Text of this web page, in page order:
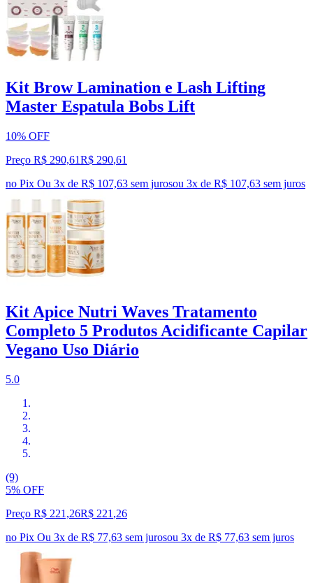
Kit Brow Lamination e Lash Lifting
Master Espatula Bobs Lift
10% OFF
Preço R$ 290,61R$ 290,61
no Pix Ou 3x de R$ 107,63 sem jurosou 3x de R$ 107,63 sem juros
Kit Apice Nutri Waves Tratamento
Completo 5 Produtos Acidificante Capilar
Vegano Uso Diário
5.0
(9)
5% OFF
Preço R$ 221,26R$ 221 ,26
no Pix Ou 3x de R$ 77,63 sem jurosou 3x de R$ 77,63 sem juros